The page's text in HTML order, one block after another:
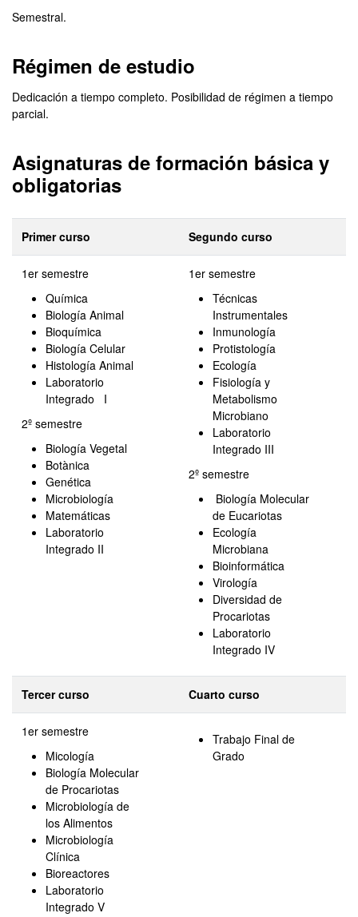
Semestral.
Régimen de estudio
Dedicación a tiempo completo. Posibilidad de régimen a tiempo
parcial.
Asignaturas de formación básica y
obligatorias
Primer curso Segundo curso
1er semestre
Química
Biología Animal
Bioquímica
Biología Celular
Histología Animal
Laboratorio
Integrado I
2º semestre
Biología Vegetal
Botànica
Genética
Microbiología
Matemáticas
Laboratorio
Integrado II
1er semestre
Técnicas
Instrumentales
Inmunología
Protistología
Ecología
Fisiología y
Metabolismo
Microbiano
Laboratorio
Integrado III
2º semestre
Biología Molecular
de Eucariotas
Ecología
Microbiana
Bioinformática
Virología
Diversidad de
Procariotas
Laboratorio
Integrado IV
Tercer curso Cuarto curso
1er semestre
Micología
Biología Molecular
de Procariotas
Microbiología de
los Alimentos
Microbiología
Clínica
Bioreactores
Laboratorio
Integrado V
Trabajo Final de
Grado